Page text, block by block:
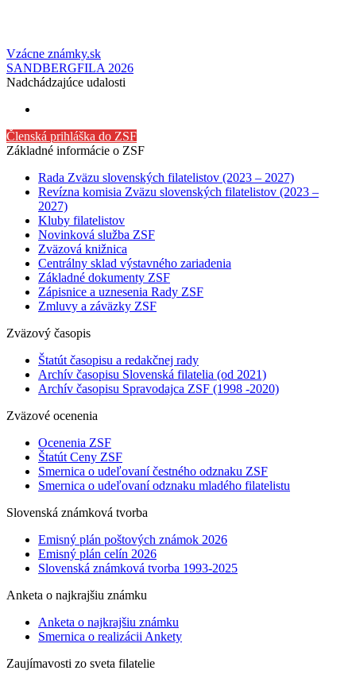
Vzácne známky.sk
SANDBERGFILA 2026
Nadchádzajúce udalosti
Členská prihláška do ZSF
Základné informácie o ZSF
Rada Zväzu slovenských filatelistov (2023 – 2027)
Revízna komisia Zväzu slovenských filatelistov (2023 –
2027)
Kluby filatelistov
Novinková služba ZSF
Zväzová knižnica
Centrálny sklad výstavného zariadenia
Základné dokumenty ZSF
Zápisnice a uznesenia Rady ZSF
Zmluvy a záväzky ZSF
Zväzový časopis
Štatút časopisu a redakčnej rady
Archív časopisu Slovenská filatelia (od 2021)
Archív časopisu Spravodajca ZSF (1998 -2020)
Zväzové ocenenia
Ocenenia ZSF
Štatút Ceny ZSF
Smernica o udeľovaní čestného odznaku ZSF
Smernica o udeľovaní odznaku mladého filatelistu
Slovenská známková tvorba
Emisný plán poštových známok 2026
Emisný plán celín 2026
Slovenská známková tvorba 1993-2025
Anketa o najkrajšiu známku
Anketa o najkrajšiu známku
Smernica o realizácii Ankety
Zaujímavosti zo sveta filatelie